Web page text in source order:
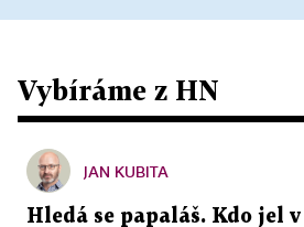
Vybíráme z HN
JAN KUBITA
Hledá se papaláš. Kdo jel